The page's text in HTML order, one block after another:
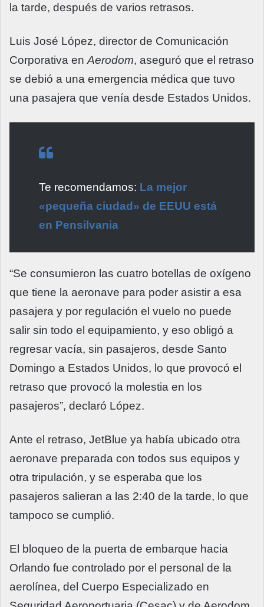
la tarde, después de varios retrasos.
Luis José López, director de Comunicación
Corporativa en Aerodom, aseguró que el retraso
se debió a una emergencia médica que tuvo
una pasajera que venía desde Estados Unidos.
Te recomendamos: La mejor
«pequeña ciudad» de EEUU está
en Pensilvania
“Se consumieron las cuatro botellas de oxígeno
que tiene la aeronave para poder asistir a esa
pasajera y por regulación el vuelo no puede
salir sin todo el equipamiento, y eso obligó a
regresar vacía, sin pasajeros, desde Santo
Domingo a Estados Unidos, lo que provocó el
retraso que provocó la molestia en los
pasajeros”, declaró López.
Ante el retraso, JetBlue ya había ubicado otra
aeronave preparada con todos sus equipos y
otra tripulación, y se esperaba que los
pasajeros salieran a las 2:40 de la tarde, lo que
tampoco se cumplió.
El bloqueo de la puerta de embarque hacia
Orlando fue controlado por el personal de la
aerolínea, del Cuerpo Especializado en